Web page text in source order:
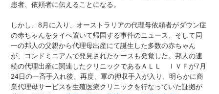
患者、依頼者に伝えることになる。
しかし、8月に入り、オーストラリアの代理母依頼者がダウン症
の赤ちゃんをタイへ置いて帰国する事件のニュース、そして同
一の邦人の父親から代理母出産にて誕生した多数の赤ちゃん
が、コンドミニアムで発見されたケースも発覚した。邦人の連
続の代理出産に関連したクリニックであるＡＬＬ ＩＶＦが7月
24日の一斉手入れ後、再度、軍の押収手入が入り、明らかに商
業代理母サービスを生殖医療クリニックを行なっていた証拠が